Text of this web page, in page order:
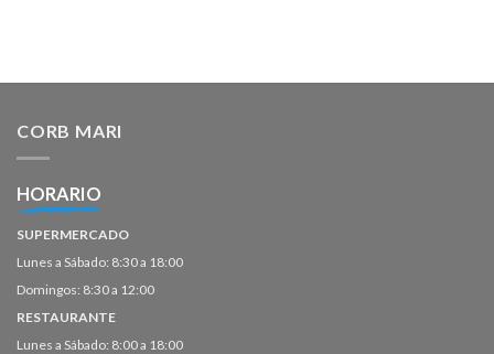
CORB MARI
HORARIO
SUPERMERCADO
Lunes a Sábado: 8:30 a 18:00
Domingos: 8:30 a 12:00
RESTAURANTE
Lunes a Sábado: 8:00 a 18:00